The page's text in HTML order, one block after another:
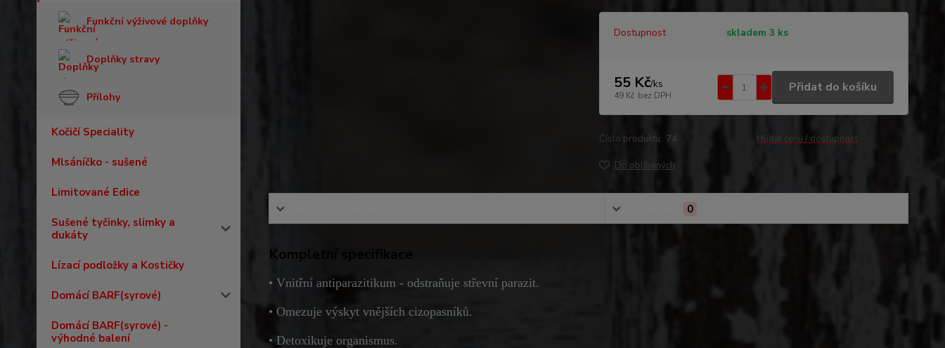
Funkční výživové doplňky
Doplňky stravy
Přílohy
Kočičí Speciality
Mlsáníčko - sušené
Limitované Edice
Sušené tyčinky, slimky a
dukáty
Lízací podložky a Kostičky
Domácí BARF(syrové)
Domácí BARF(syrové) -
výhodné balení
Dostupnost skladem 3 ks
55 Kč/ks
49 Kč bez DPH
Přidat do košíku
Číslo produktu: 74 Hlídat cenu / dostupnost
Do oblíbených
0
Kompletní specifikace
• Vnitřní antiparazitikum - odstraňuje střevní parazit.
• Omezuje výskyt vnějších cizopasníků.
• Detoxikuje organismus.